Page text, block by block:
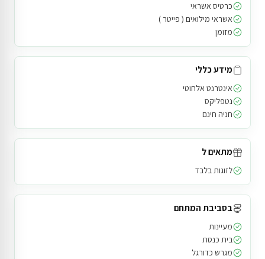
כרטיס אשראי
אשראי מילואים ( פייטר )
מזומן
מידע כללי
אינטרנט אלחוטי
נטפליקס
חניה חינם
מתאים ל
לזוגות בלבד
בסביבת המתחם
מעיינות
בית כנסת
מגרש כדורגל